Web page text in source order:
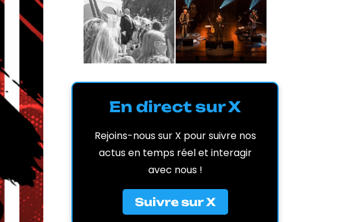
En direct sur X
Rejoins-nous sur X pour suivre nos
actus en temps réel et interagir
avec nous !
Suivre sur X